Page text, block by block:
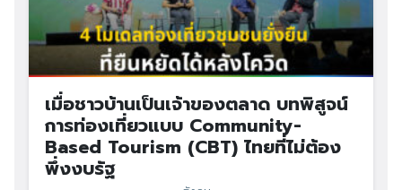
เมื่อชาวบ้านเป็นเจ้าของตลาด บทพิสูจน์
การท่องเที่ยวแบบ Community-
Based Tourism (CBT) ไทยที่ไม่ต้อง
พึ่งงบรัฐ